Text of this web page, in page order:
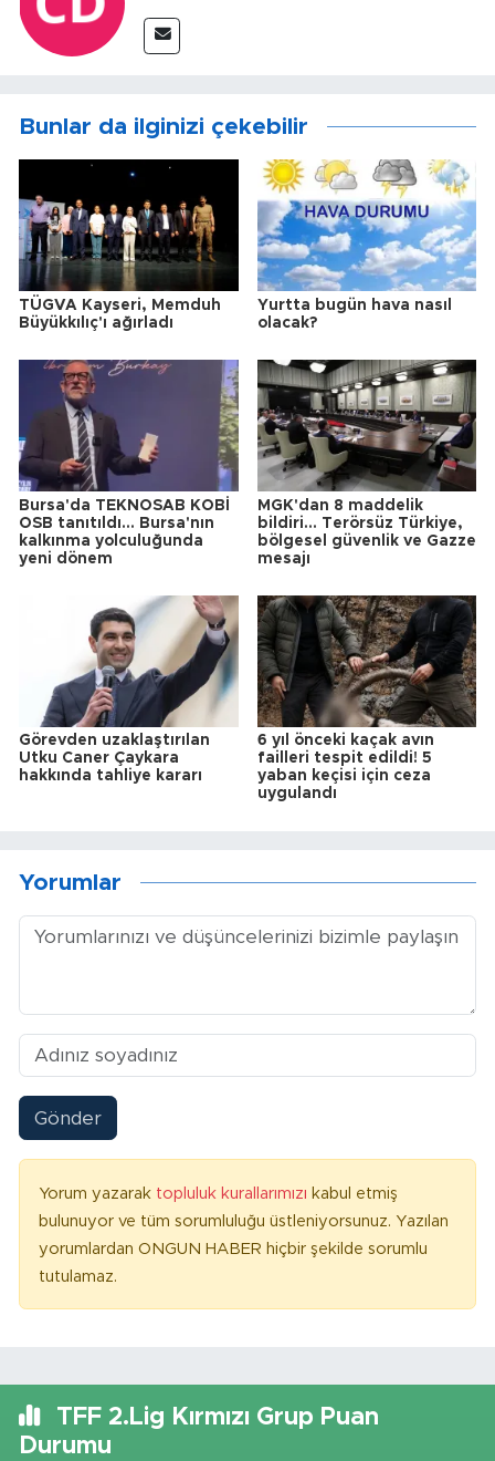
Bunlar da ilginizi çekebilir
TÜGVA Kayseri, Memduh
Büyükkılıç'ı ağırladı
Yurtta bugün hava nasıl
olacak?
Bursa'da TEKNOSAB KOBİ
OSB tanıtıldı... Bursa'nın
kalkınma yolculuğunda
yeni dönem
MGK'dan 8 maddelik
bildiri... Terörsüz Türkiye,
bölgesel güvenlik ve Gazze
mesajı
Görevden uzaklaştırılan
Utku Caner Çaykara
hakkında tahliye kararı
6 yıl önceki kaçak avın
failleri tespit edildi! 5
yaban keçisi için ceza
uygulandı
Yorumlar
Gönder
Yorum yazarak topluluk kurallarımızı kabul etmiş
bulunuyor ve tüm sorumluluğu üstleniyorsunuz. Yazılan
yorumlardan ONGUN HABER hiçbir şekilde sorumlu
tutulamaz.
TFF 2.Lig Kırmızı Grup Puan
Durumu